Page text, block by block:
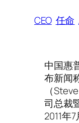
CEO 任命
中国惠
布新闻
（
司总裁
2011年